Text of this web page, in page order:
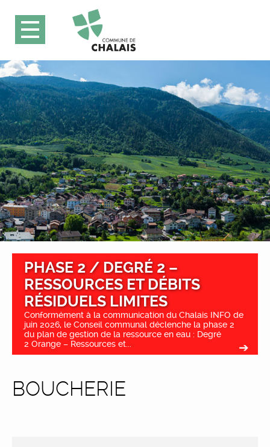
PHASE 2 / DEGRÉ 2 –
RESSOURCES ET DÉBITS
RÉSIDUELS LIMITES
Conformément à la communication du Chalais INFO de
juin 2026, le Conseil communal déclenche la phase 2
du plan de gestion de la ressource en eau : Degré
2 Orange – Ressources et...
BOUCHERIE